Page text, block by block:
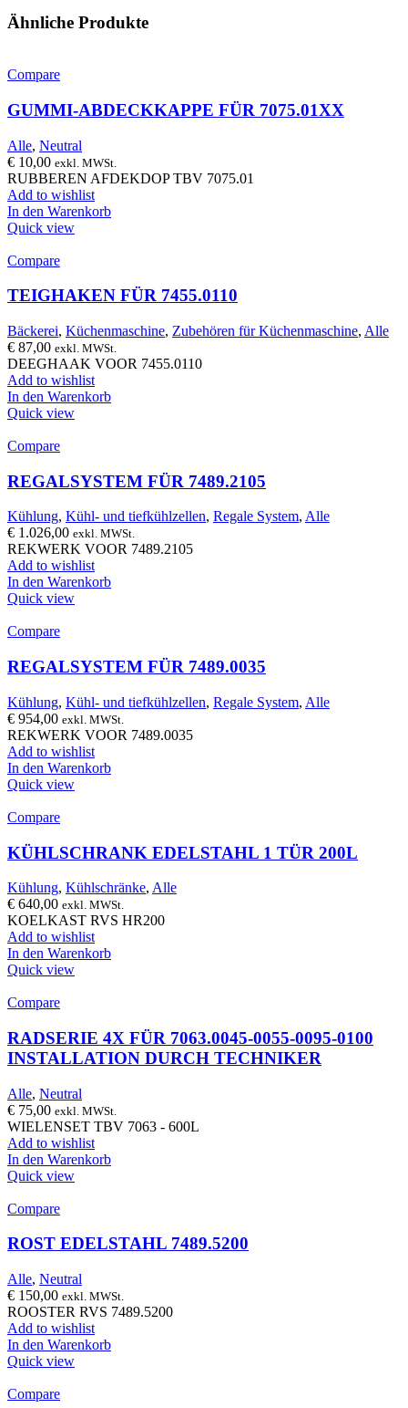
Ähnliche Produkte
Compare
GUMMI-ABDECKKAPPE FÜR 7075.01XX
Alle, Neutral
€ 10,00 exkl. MWSt.
RUBBEREN AFDEKDOP TBV 7075.01
Add to wishlist
In den Warenkorb
Quick view
Compare
TEIGHAKEN FÜR 7455.0110
Bäckerei, Küchenmaschine, Zubehören für Küchenmaschine, Alle
€ 87,00 exkl. MWSt.
DEEGHAAK VOOR 7455.0110
Add to wishlist
In den Warenkorb
Quick view
Compare
REGALSYSTEM FÜR 7489.2105
Kühlung, Kühl- und tiefkühlzellen, Regale System, Alle
€ 1.026,00 exkl. MWSt.
REKWERK VOOR 7489.2105
Add to wishlist
In den Warenkorb
Quick view
Compare
REGALSYSTEM FÜR 7489.0035
Kühlung, Kühl- und tiefkühlzellen, Regale System, Alle
€ 954,00 exkl. MWSt.
REKWERK VOOR 7489.0035
Add to wishlist
In den Warenkorb
Quick view
Compare
KÜHLSCHRANK EDELSTAHL 1 TÜR 200L
Kühlung, Kühlschränke, Alle
€ 640,00 exkl. MWSt.
KOELKAST RVS HR200
Add to wishlist
In den Warenkorb
Quick view
Compare
RADSERIE 4X FÜR 7063.0045-0055-0095-0100
INSTALLATION DURCH TECHNIKER
Alle, Neutral
€ 75,00 exkl. MWSt.
WIELENSET TBV 7063 - 600L
Add to wishlist
In den Warenkorb
Quick view
Compare
ROST EDELSTAHL 7489.5200
Alle, Neutral
€ 150,00 exkl. MWSt.
ROOSTER RVS 7489.5200
Add to wishlist
In den Warenkorb
Quick view
Compare